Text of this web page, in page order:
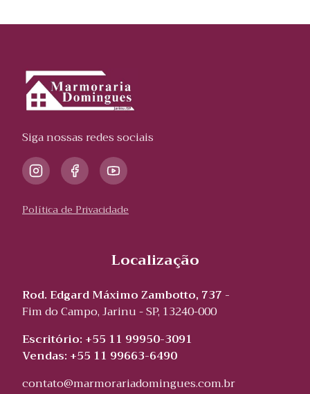
Siga nossas redes sociais
Política de Privacidade
Localização
Rod. Edgard Máximo Zambotto, 737 -
Fim do Campo, Jarinu - SP, 13240-000
Escritório: +55 11 99950-3091
Vendas: +55 11 99663-6490
contato@marmorariadomingues.com.br